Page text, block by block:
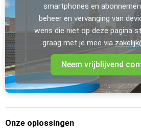
smartphones en
beheer en vervanging van
wens die niet op deze pagina
graag met je mee via
Neem vrijblijvend
Onze oplossingen